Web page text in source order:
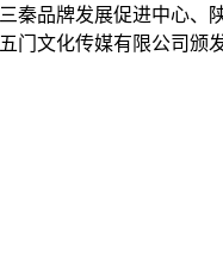
秦品牌发展促进中心
门文化传媒有限公司颁